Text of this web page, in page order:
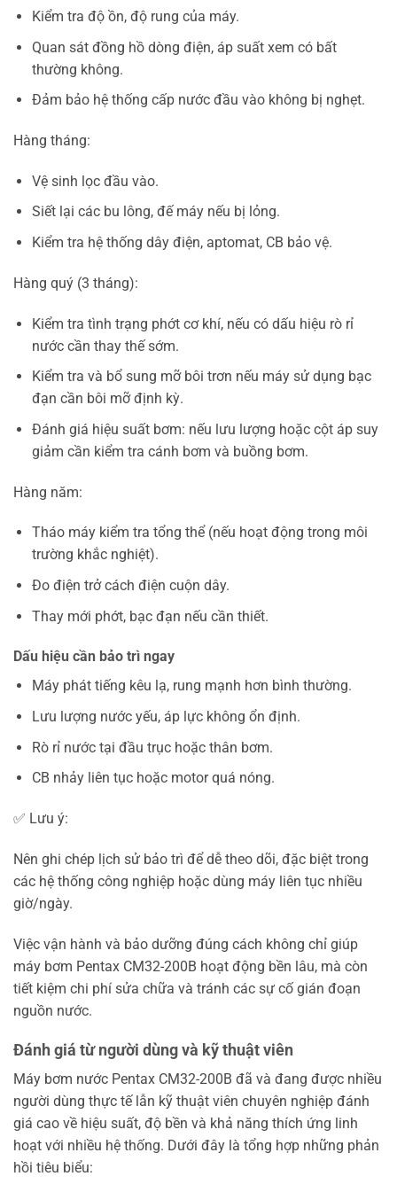
Kiểm tra độ ồn, độ rung của máy.
Quan sát đồng hồ dòng điện, áp suất xem có bất
thường không.
Đảm bảo hệ thống cấp nước đầu vào không bị nghẹt.
Hàng tháng:
Vệ sinh lọc đầu vào.
Siết lại các bu lông, đế máy nếu bị lỏng.
Kiểm tra hệ thống dây điện, aptomat, CB bảo vệ.
Hàng quý (3 tháng):
Kiểm tra tình trạng phớt cơ khí, nếu có dấu hiệu rò rỉ
nước cần thay thế sớm.
Kiểm tra và bổ sung mỡ bôi trơn nếu máy sử dụng bạc
đạn cần bôi mỡ định kỳ.
Đánh giá hiệu suất bơm: nếu lưu lượng hoặc cột áp suy
giảm cần kiểm tra cánh bơm và buồng bơm.
Hàng năm:
Tháo máy kiểm tra tổng thể (nếu hoạt động trong môi
trường khắc nghiệt).
Đo điện trở cách điện cuộn dây.
Thay mới phớt, bạc đạn nếu cần thiết.
Dấu hiệu cần bảo trì ngay
Máy phát tiếng kêu lạ, rung mạnh hơn bình thường.
Lưu lượng nước yếu, áp lực không ổn định.
Rò rỉ nước tại đầu trục hoặc thân bơm.
CB nhảy liên tục hoặc motor quá nóng.
✅ Lưu ý:
Nên ghi chép lịch sử bảo trì để dễ theo dõi, đặc biệt trong
các hệ thống công nghiệp hoặc dùng máy liên tục nhiều
giờ/ngày.
Việc vận hành và bảo dưỡng đúng cách không chỉ giúp
máy bơm Pentax CM32-200B hoạt động bền lâu, mà còn
tiết kiệm chi phí sửa chữa và tránh các sự cố gián đoạn
nguồn nước.
Đánh giá từ người dùng và kỹ thuật viên
Máy bơm nước Pentax CM32-200B đã và đang được nhiều
người dùng thực tế lẫn kỹ thuật viên chuyên nghiệp đánh
giá cao về hiệu suất, độ bền và khả năng thích ứng linh
hoạt với nhiều hệ thống. Dưới đây là tổng hợp những phản
hồi tiêu biểu: